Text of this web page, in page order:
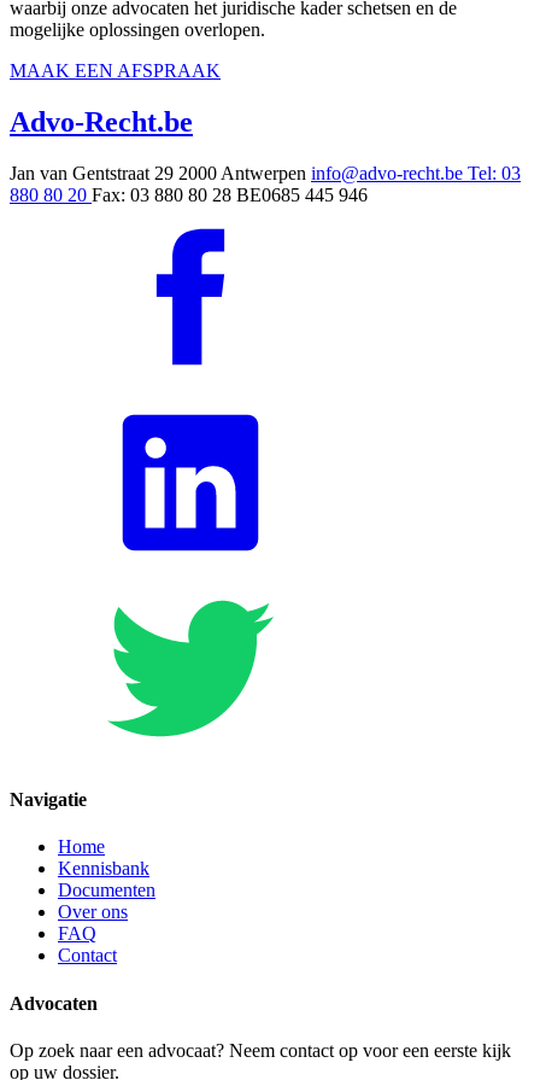
waarbij onze advocaten het juridische kader schetsen en de
mogelijke oplossingen overlopen.
MAAK EEN AFSPRAAK
Advo-Recht.be
Jan van Gentstraat 29 2000 Antwerpen info@advo-recht.be Tel: 03
880 80 20 Fax: 03 880 80 28 BE0685 445 946
Navigatie
Home
Kennisbank
Documenten
Over ons
FAQ
Contact
Advocaten
Op zoek naar een advocaat? Neem contact op voor een eerste kijk
op uw dossier.